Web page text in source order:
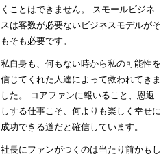
くことはできません。 スモールビジネ
スは客数が必要ないビジネスモデルがそ
もそも必要です。
私自身も、何もない時から私の可能性を
信じてくれた人達によって救われてきま
した。 コアファンに報いること、恩返
しする仕事こそ、何よりも楽しく幸せに
成功できる道だと確信しています。
社長にファンがつくのは当たり前かもし